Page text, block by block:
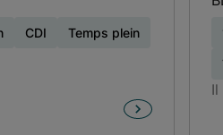
CDI Temps plein
Il